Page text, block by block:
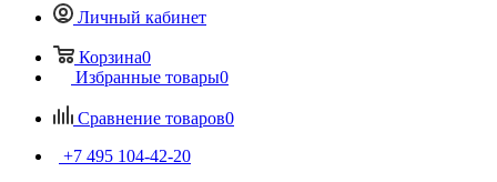
Личный кабинет
Корзина0
Избранные товары0
Сравнение товаров0
+7 495 104-42-20